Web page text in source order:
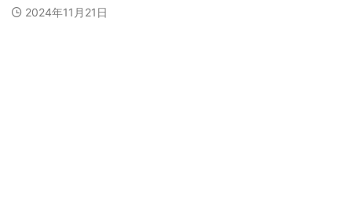
2024年11月21日